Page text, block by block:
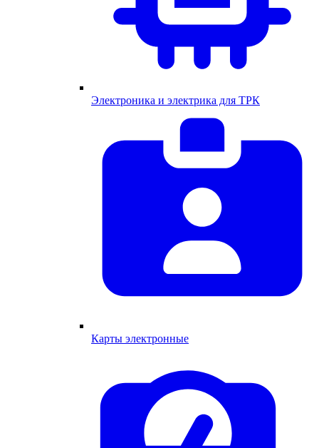
Электроника и электрика для ТРК
Карты электронные